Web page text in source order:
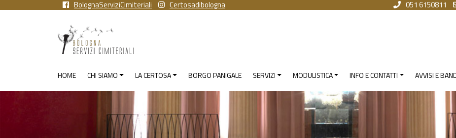
BolognaServiziCimiteriali Certosadibologna 051 6150811
HOME CHI SIAMO LA CERTOSA BORGO PANIGALE SERVIZI MODULISTICA INFO E CONTATTI AVVISI E